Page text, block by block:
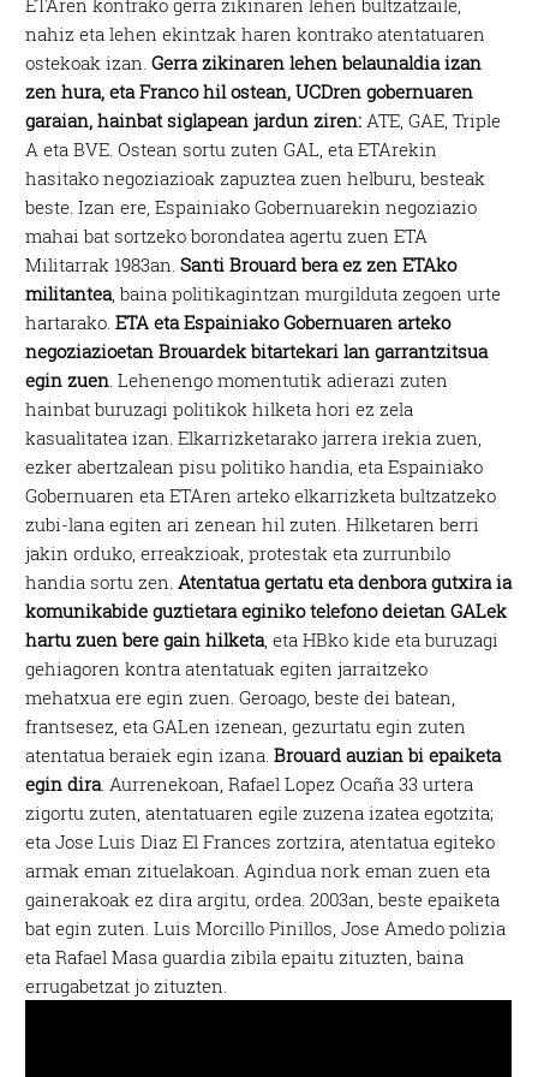
nahiz eta lehen ekintzak haren kontrako atentatuaren
ostekoak izan.Gerra zikinaren lehen belaunaldia izan
zen hura, eta Franco hil ostean, UCDren gobernuaren
garaian, hainbat siglapean jardun ziren: ATE, GAE, Triple
A eta BVE. Ostean sortu zuten GAL, eta ETArekin
hasitako negoziazioak zapuztea zuen helburu, besteak
beste. Izan ere, Espainiako Gobernuarekin negoziazio
mahai bat sortzeko borondatea agertu zuen ETA
Militarrak 1983an.Santi Brouard bera ez zen ETAko
militantea, baina politikagintzan murgilduta zegoen urte
hartarako.ETA eta Espainiako Gobernuaren arteko
negoziazioetan Brouardek bitartekari lan garrantzitsua
egin zuen . Lehenengo momentutik adierazi zuten
hainbat buruzagi politikok hilketa hori ez zela
kasualitatea izan. Elkarrizketarako jarrera irekia zuen,
ezker abertzalean pisu politiko handia, eta Espainiako
Gobernuaren eta ETAren arteko elkarrizketa bultzatzeko
zubi-lana egiten ari zenean hil zuten. Hilketaren berri
jakin orduko, erreakzioak, protestak eta zurrunbilo
handia sortu zen.Atentatua gertatu eta denbora gutxira ia
komunikabide guztietara eginiko telefono deietan GALek
hartu zuen bere gain hilketa, eta HBko kide eta buruzagi
gehiagoren kontra atentatuak egiten jarraitzeko
mehatxua ere egin zuen. Geroago, beste dei batean,
frantsesez, eta GALen izenean, gezurtatu egin zuten
atentatua beraiek egin izana.Brouard auzian bi epaiketa
egin dira. Aurrenekoan, Rafael Lopez Ocaña 33 urtera
zigortu zuten, atentatuaren egile zuzena izatea egotzita;
eta Jose Luis Diaz El Frances zortzira, atentatua egiteko
armak eman zituelakoan. Agindua nork eman zuen eta
gainerakoak ez dira argitu, ordea. 2003an, beste epaiketa
bat egin zuten. Luis Morcillo Pinillos, Jose Amedo polizia
eta Rafael Masa guardia zibila epaitu zituzten, baina
errugabetzat jo zituzten.